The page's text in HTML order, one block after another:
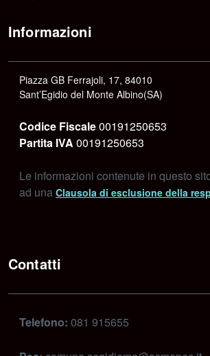
Informazioni
Piazza GB Ferrajoli, 17, 84010
Sant’Egidio del Monte Albino(SA)
Codice Fiscale00191250653
Partita IVA 00191250653
Le informazioni contenute in questo
ad una Clausola di esclusione della
Contatti
Telefono: 081 915655